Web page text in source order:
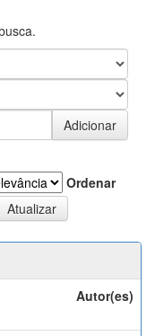
Ordenar
Autor(es)